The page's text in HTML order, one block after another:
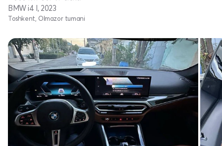
BMW i4 I, 2023
Toshkent, Olmazor tumani